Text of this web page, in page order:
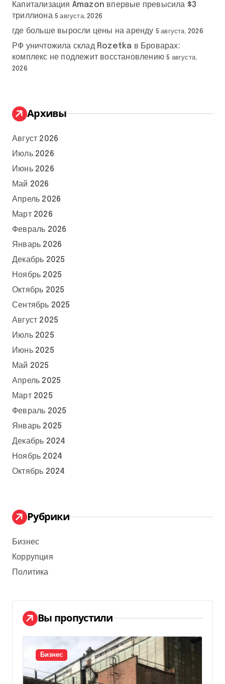
Капитализация Amazon впервые превысила $3
триллиона 5 августа, 2026
где больше выросли цены на аренду 5 августа, 2026
РФ уничтожила склад Rozetka в Броварах:
комплекс не подлежит восстановлению 5 августа,
2026
Архивы
Август 2026
Июль 2026
Июнь 2026
Май 2026
Апрель 2026
Март 2026
Февраль 2026
Январь 2026
Декабрь 2025
Ноябрь 2025
Октябрь 2025
Сентябрь 2025
Август 2025
Июль 2025
Июнь 2025
Май 2025
Апрель 2025
Март 2025
Февраль 2025
Январь 2025
Декабрь 2024
Ноябрь 2024
Октябрь 2024
Рубрики
Бизнес
Коррупция
Политика
Вы пропустили
Бизнес